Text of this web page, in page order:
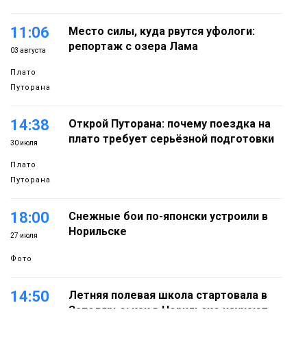
11:06
03 августа
Плато
Путорана
Место силы, куда рвутся уфологи:
репортаж с озера Лама
14:38
30 июля
Плато
Путорана
Открой Путорана: почему поездка на
плато требует серьёзной подготовки
18:00
27 июля
Фото
Снежные бои по-японски устроили в
Норильске
14:50
Летняя полевая школа стартовала в
Заполярье: как в Норильске изучают